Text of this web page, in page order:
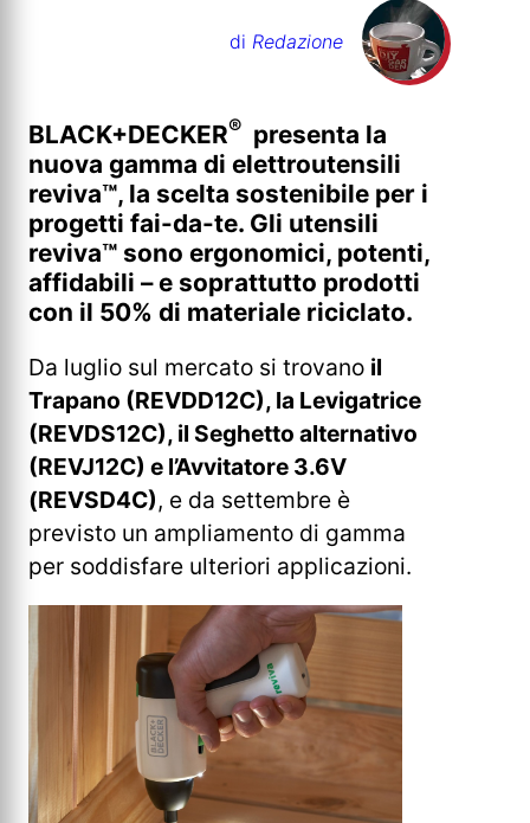
di Redazione
BLACK+DECKER® presenta la
nuova gamma di elettroutensili
reviva™, la scelta sostenibile per i
progetti fai-da-te. Gli utensili
reviva™ sono ergonomici, potenti,
affidabili – e soprattutto prodotti
con il 50% di materiale riciclato.
Da luglio sul mercato si trovano il
Trapano (REVDD12C), la Levigatrice
(REVDS12C), il Seghetto alternativo
(REVJ12C) e l’Avvitatore 3.6V
(REVSD4C), e da settembre è
previsto un ampliamento di gamma
per soddisfare ulteriori applicazioni.